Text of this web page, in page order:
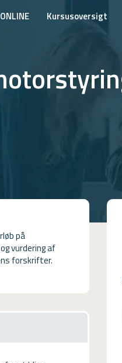
ONLINE Kursusoversigt
på
vurdering af
forskrifter.